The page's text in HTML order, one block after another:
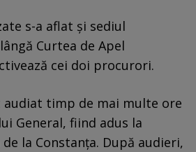
s-a aflat și sediul
Curtea de Apel
cei doi procurori.
audiat timp de mai multe ore
General, fiind adus la
la Constanța. După audieri,